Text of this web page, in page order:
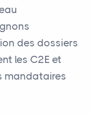
des dossiers
les C2E et
mandataires